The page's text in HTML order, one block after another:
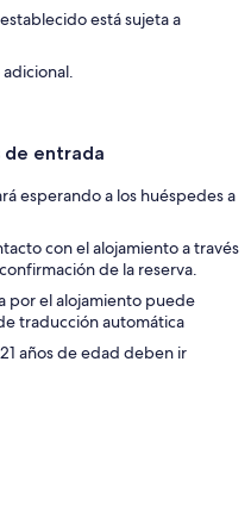
está sujeta a
de entrada
esperando a los huéspedes a
con el alojamiento a través
de la reserva.
por el alojamiento puede
traducción automática
años de edad deben ir